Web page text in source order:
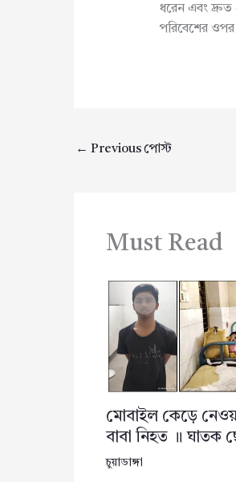
ধরেন এবং দ্রুত
পরিবেশের ওপর
← Previous পোস্ট
Must Read
মোবাইল কেড়ে
বাবা নিহত ॥ ঘাতক
চুয়াডাঙ্গা